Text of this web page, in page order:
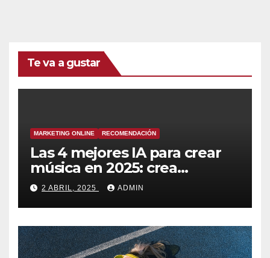
Te va a gustar
MARKETING ONLINE RECOMENDACIÓN
Las 4 mejores IA para crear
música en 2025: crea
canciones increíbles en
2 ABRIL, 2025 ADMIN